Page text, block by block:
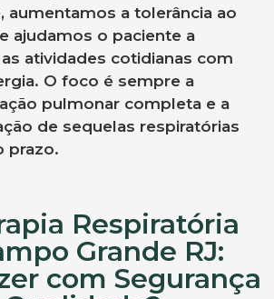
aumentamos a tolerância ao
ajudamos o paciente a
atividades cotidianas com
O foco é sempre a
pulmonar completa e a
de sequelas respiratórias
prazo.
Respiratória
Grande RJ:
com Segurança